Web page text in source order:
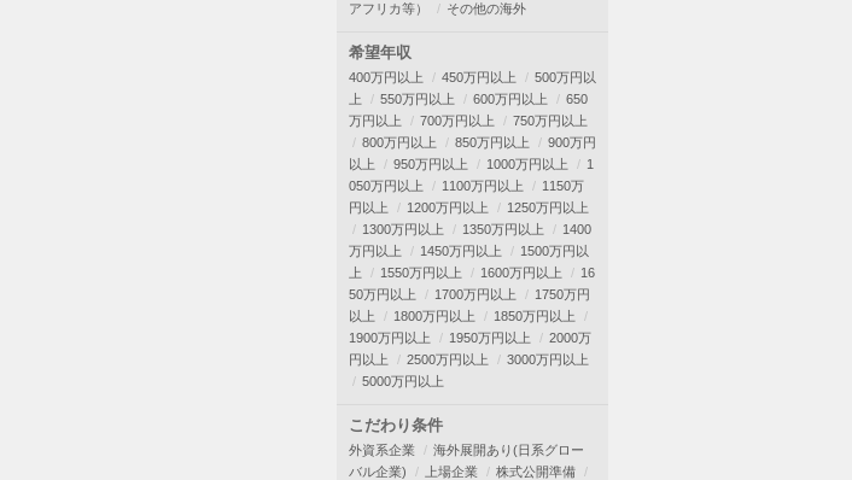
アフリカ等）
その他の海外
希望年収
400万円以上 450万円以上
500万円以
上
550万円以上 600万円以上
650
万円以上
700万円以上
750万円以上
800万円以上
850万円以上
900万円
以上
950万円以上 1000万円以上
1
050万円以上
1100万円以上
1150万
円以上
1200万円以上
1250万円以上
1300万円以上
1350万円以上
1400
万円以上
1450万円以上
1500万円以
上
1550万円以上 1600万円以上
16
50万円以上
1700万円以上
1750万円
以上
1800万円以上
1850万円以上
1900万円以上
1950万円以上
2000万
円以上
2500万円以上
3000万円以上
5000万円以上
こだわり条件
外資系企業
海外展開あり(日系グロー
バル企業)
上場企業
株式公開準備